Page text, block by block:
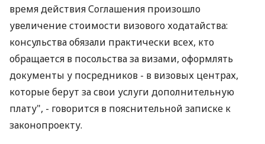
время действия Соглашения произошло
увеличение стоимости визового ходатайства:
консульства обязали практически всех, кто
обращается в посольства за визами, оформлять
документы у посредников - в визовых центрах,
которые берут за свои услуги дополнительную
плату", - говорится в пояснительной записке к
законопроекту.